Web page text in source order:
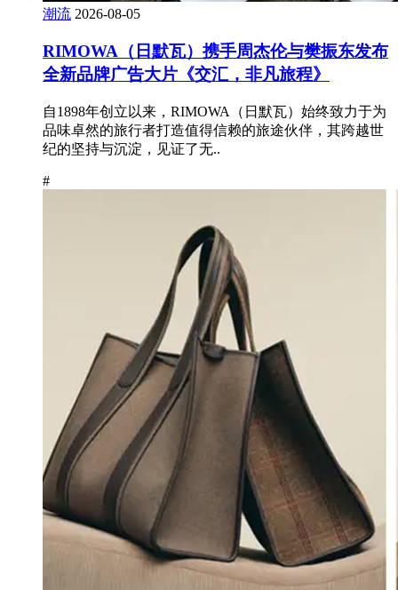
潮流 2026-08-05
RIMOWA（日默瓦）携手周杰伦与樊振东发布
全新品牌广告大片《交汇，非凡旅程》
自1898年创立以来，RIMOWA（日默瓦）始终致力于为
品味卓然的旅行者打造值得信赖的旅途伙伴，其跨越世
纪的坚持与沉淀，见证了无..
#